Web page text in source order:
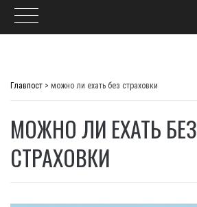
Главпост > можно ли ехать без страховки
МОЖНО ЛИ ЕХАТЬ БЕЗ
СТРАХОВКИ